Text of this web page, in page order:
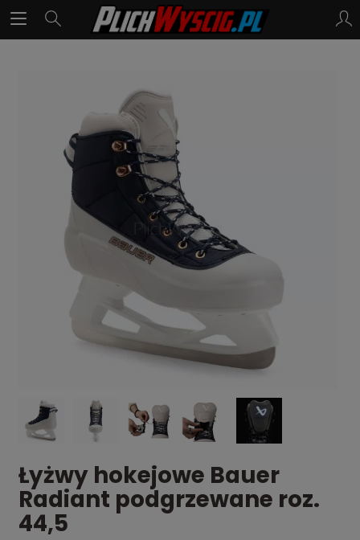
Łyżwy hokejowe Bauer
Radiant podgrzewane roz.
44,5